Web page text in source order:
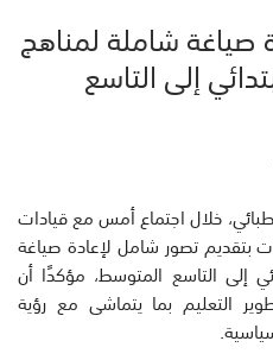
صياغة شاملة لمناهج
إلى التاسع
خلال اجتماع أمس مع قيادات
بتقديم تصور شامل لإعادة صياغة
إلى التاسع المتوسط، مؤكدًا أن
التعليم بما يتماشى مع رؤية